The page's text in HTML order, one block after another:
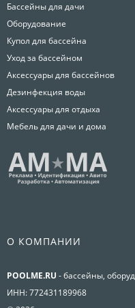
Бассейны для дачи
Оборудование
Купол для бассейна
Уход за бассейном
Аксессуары для бассейнов
Дезинфекция воды
Аксессуары для отдыха
Мебель для дачи и дома
О КОМПАНИИ
POOLME.RU - бассейны,
ИНН: 772431189968